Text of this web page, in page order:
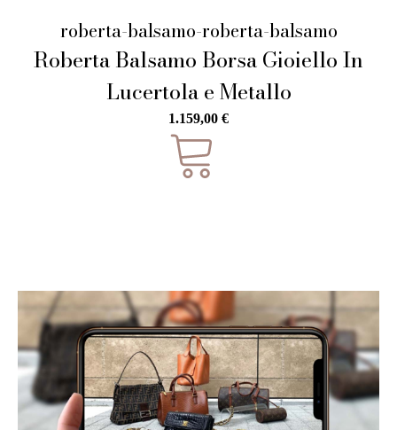
roberta-balsamo-roberta-balsamo
Roberta Balsamo Borsa Gioiello In
Lucertola e Metallo
1.159,00 €